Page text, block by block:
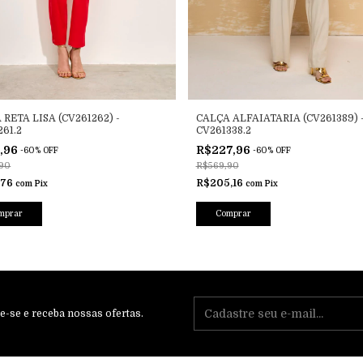
RETA LISA (CV261262) -
-60% OFF
com Pix
CALÇA ALFAIATARIA (CV261389) -
CV261338.2
R$227,96 -60% OFF
R$569,90
R$205,16 com Pix
Comprar
se e receba nossas ofertas.